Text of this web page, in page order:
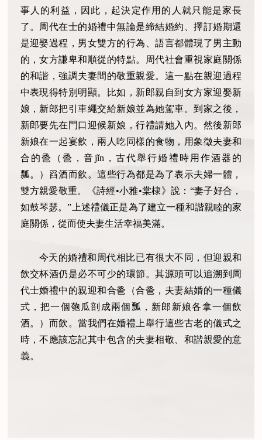
事人的利益，因此，起決定作用的人就只能是家長
了。周代在士的婚禮中無論是締結婚約、擇訂婚期還
是迎娶過程，男女雙方的行為、語言都體現了男主動
的，女方謙卑和順從的特點。周代社會重視家庭關係
的和諧，強調夫妻間的敬重親愛。這一點在親迎過程
中表現得特別明顯。比如，新郎親自到女方家迎娶新
娘，新郎把引車繩交給新娘並為她駕車。到家之後，
新郎要先在門口迎候新娘，行禮請她入內。然後新郎
新娘在一起宴飲，兩人吃同樣的食物，用象徵夫妻和
合的巹（巹，音jǐn，古代舉行婚禮時用作酒器的
瓢。）舀酒而飲。這些行為都是為了表示夫婦一體，
雙方親愛敬重。《詩經•小雅•棠棣》說：“妻子好合，
如鼓琴瑟。”上述禮儀正是為了建立一種和諧親睦的家
庭關係，從而使夫妻生活幸福美滿。
今天的婚禮和周代相比已有很大不同，但迎親和
飲交杯酒仍是必不可少的環節。其源頭可以追溯到周
代士婚禮中的親迎和合巹（合巹，夫妻結婚的一種儀
式，把一個匏瓜剖成兩個瓢，新郎新娘各拿一個飲
酒。）而飲。當我們在婚禮上舉行這些古老的儀式之
時，不應該忘記其中包含的夫妻相敬、和諧親愛的意
義。